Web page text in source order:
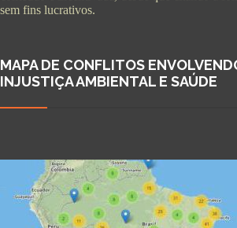
sem fins lucrativos.
MAPA DE CONFLITOS
INJUSTIÇA AMBIENTAL E SAÚDE